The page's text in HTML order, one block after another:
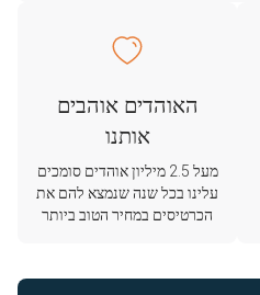
האוהדים אוהבים
אותנו
מעל 2.5 מיליון אוהדים סומכים
עלינו בכל שנה שנמצא להם את
הכרטיסים במחיר הטוב ביותר